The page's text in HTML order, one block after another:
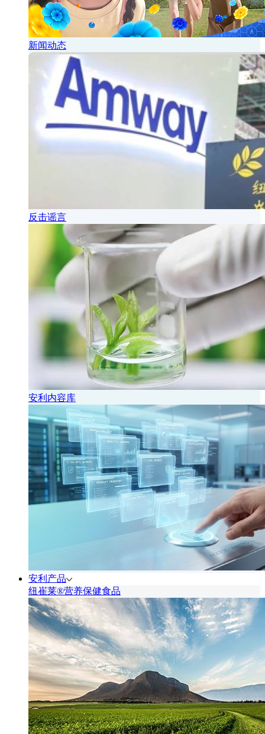
新闻动态
反击谣言
安利内容库
安利产品
纽崔莱®营养保健食品